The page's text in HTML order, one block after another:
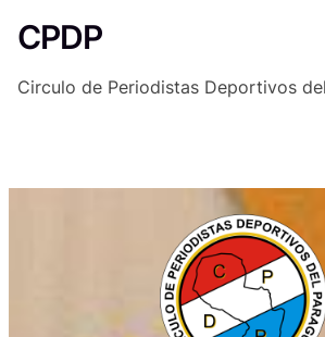
Saltar
al
contenido
CPDP
Circulo de Periodistas Deportivos